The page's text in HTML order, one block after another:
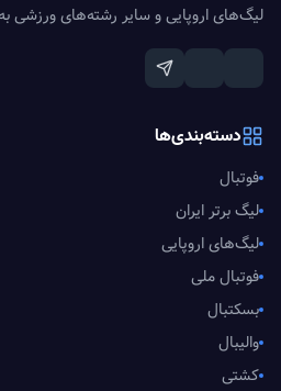
لیگ‌های اروپایی و سایر رشته‌های ورزشی
دسته‌بندی‌ها
فوتبال
لیگ برتر ایران
لیگ‌های اروپایی
فوتبال ملی
بسکتبال
والیبال
کشتی